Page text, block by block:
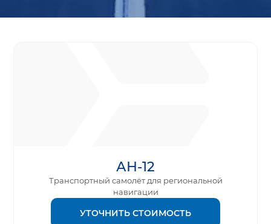
АН-12
Транспортный самолёт для региональной
навигации
УТОЧНИТЬ СТОИМОСТЬ